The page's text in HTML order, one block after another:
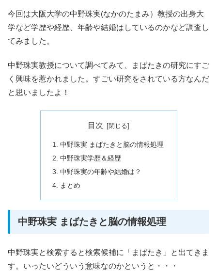
今回は大阪大学の中野珠実(なかのたまみ）教授の出身大
学など学歴や経歴、年齢や結婚はしているのかなど調査し
てみました。
中野珠実教授について調べてみて、まばたきの研究にすご
く興味を惹かれました。すごい研究をされている方なんだ
と思いましたよ！
目次
中野珠実 まばたきと脳の情報処理
中野珠実学歴＆経歴
中野珠実の年齢や結婚は？
まとめ
中野珠実 まばたきと脳の情報処理
中野珠実と検索すると検索候補に「まばたき」と出てきま
す。いったいどういう意味なのかというと・・・